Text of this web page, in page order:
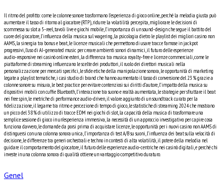
Il ritmo del profitto: come le colonne sonore trasformano l’esperienza di gioco online, perché la melodia giusta può
aumentare il tasso di ritorno al giocatore (RTP), ridurre la volatilità percepita, migliorare le decisioni di
scommessa su slot a 5‑reel, tavoli live e giochi mobile, l’importanza di un sound‑design che segue il battito del
cuore del giocatore, l’influenza della musica sul wagering, la psicologia dietro le playlist dei migliori casino non
AAMS, la sinergia tra bonus e beat, le licenze musicali che permettono di usare tracce famose in jackpot
progressivi, l’uso di AI‑generated music per creare ambienti sonori dinamici, il futuro delle esperienze
audio‑responsive nei casinò online esteri, la differenza tra musica royalty‑free e licenze commerciali, come le
piattaforme di streaming influenzano le scelte dei produttori, il ruolo dei direttori musicali nella
personalizzazione per mercati specifici, le sfide etiche della manipolazione sonora, le opportunità di marketing
legate a playlist tematiche, i casi studio di brand che hanno aumentato il tasso di conversione del 23 % grazie a
colonne sonore su misura, le best practice per evitare contenziosi sui diritti d’autore, l’impatto della musica su
dispositivi mobili con cuffie Bluetooth, l’interazione tra suono e realtà aumentata, le strategie per sfruttare il beat
nei free spin, le metriche di performance audio‑driven, il valore aggiunto di un soundtrack curato per la
fidelizzazione, il legame tra ritmo e percezione di tempo di gioco, le statistiche di streaming 2024 che mostrano
un picco del 38 % di utilizzo di tracce EDM nei giochi di slot, la capacità della musica di trasformare una
semplice sessione di gioco in un’esperienza immersiva, la necessità di un approccio investigativo per capire cosa
funziona davvero, le domande da porsi prima di acquistare licenze, le opportunità per i nuovi casino non AAMS di
distinguersi con una colonna sonora unica, l’importanza di test A/B su suoni, l’influenza dei beat sulla velocità di
decisione, le differenze tra generi orchestrali e techno in contesti di alta volatilità, il potere della melodia nel
guidare il comportamento del giocatore, il futuro delle esperienze audio‑centriche nei casinò digitali, e perché chi
investe in una colonna sonora di qualità ottiene un vantaggio competitivo duraturo.
Genel